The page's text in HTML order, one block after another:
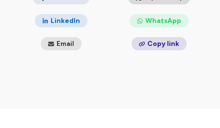
large avec eux.
est animé par Pierre-Yves Lautrou et
produit parSailorz
, le média expert de la voile de
LinkedIn WhatsApp
Email Copy link